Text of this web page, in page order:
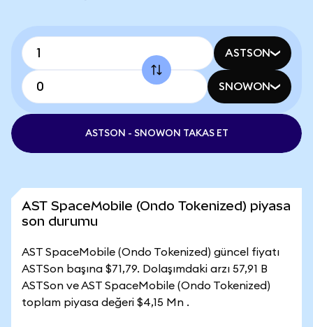
ASTSON
SNOWON
ASTSON - SNOWON TAKAS ET
AST SpaceMobile (Ondo Tokenized) piyasa
son durumu
AST SpaceMobile (Ondo Tokenized) güncel fiyatı
ASTSon başına $71,79. Dolaşımdaki arzı 57,91 B
ASTSon ve AST SpaceMobile (Ondo Tokenized)
toplam piyasa değeri $4,15 Mn .